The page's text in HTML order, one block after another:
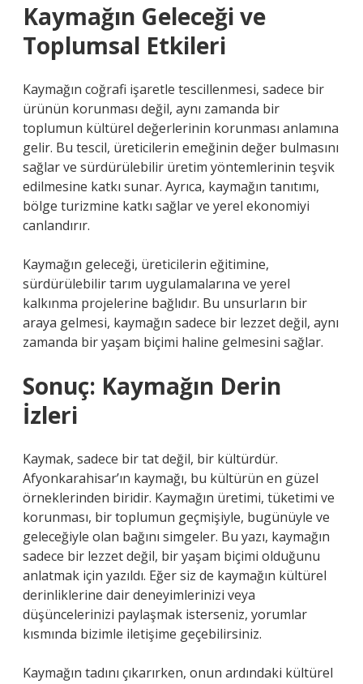
Kaymağın Geleceği ve
Toplumsal Etkileri
Kaymağın coğrafi işaretle tescillenmesi, sadece bir
ürünün korunması değil, aynı zamanda bir
toplumun kültürel değerlerinin korunması anlamına
gelir. Bu tescil, üreticilerin emeğinin değer bulmasını
sağlar ve sürdürülebilir üretim yöntemlerinin teşvik
edilmesine katkı sunar. Ayrıca, kaymağın tanıtımı,
bölge turizmine katkı sağlar ve yerel ekonomiyi
canlandırır.
Kaymağın geleceği, üreticilerin eğitimine,
sürdürülebilir tarım uygulamalarına ve yerel
kalkınma projelerine bağlıdır. Bu unsurların bir
araya gelmesi, kaymağın sadece bir lezzet değil, aynı
zamanda bir yaşam biçimi haline gelmesini sağlar.
Sonuç: Kaymağın Derin
İzleri
Kaymak, sadece bir tat değil, bir kültürdür.
Afyonkarahisar’ın kaymağı, bu kültürün en güzel
örneklerinden biridir. Kaymağın üretimi, tüketimi ve
korunması, bir toplumun geçmişiyle, bugünüyle ve
geleceğiyle olan bağını simgeler. Bu yazı, kaymağın
sadece bir lezzet değil, bir yaşam biçimi olduğunu
anlatmak için yazıldı. Eğer siz de kaymağın kültürel
derinliklerine dair deneyimlerinizi veya
düşüncelerinizi paylaşmak isterseniz, yorumlar
kısmında bizimle iletişime geçebilirsiniz.
Kaymağın tadını çıkarırken, onun ardındaki kültürel